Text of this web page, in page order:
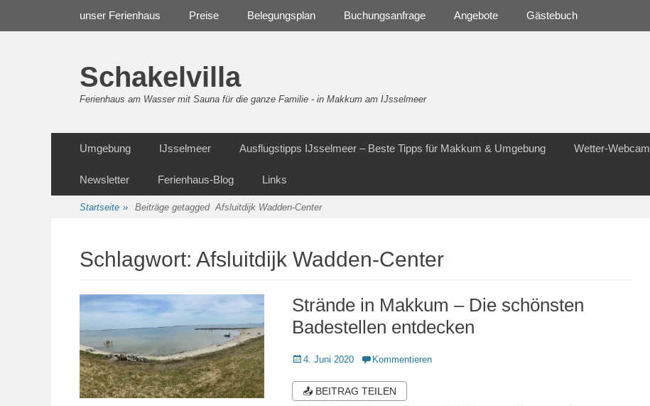
unser Ferienhaus Preise Belegungsplan Buchungsanfrage Angebote Gästebuch
Schakelvilla
Ferienhaus am Wasser mit Sauna für die ganze Familie - in Makkum am IJsselmeer
Inhalt
Umgebung IJsselmeer Ausflugstipps IJsselmeer – Beste Tipps für Makkum & Umgebung Wetter-Webcam
Newsletter Ferienhaus-Blog Links
Startseite » Beiträge getaggedAfsluitdijk Wadden-Center
Schlagwort: Afsluitdijk Wadden-Center
Strände in Makkum – Die schönsten
Badestellen entdecken
Veröffentlicht
4. Juni 2020 Kommentieren
📤 BEITRAG TEILEN